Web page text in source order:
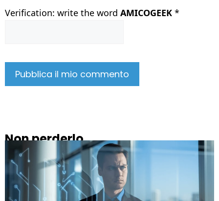
Verification: write the word AMICOGEEK *
Non perderlo